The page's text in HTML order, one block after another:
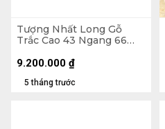
Tượng Nhất Long Gỗ
Trắc Cao 43 Ngang 66
5 tháng trước
9.200.000 ₫